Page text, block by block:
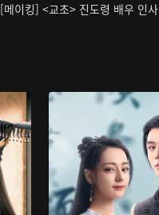
[메이킹] <교초> 진도령 배우 인사